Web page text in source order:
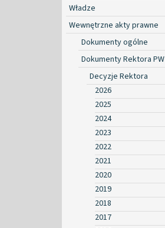
Władze
Wewnętrzne akty prawne
Dokumenty ogólne
Dokumenty Rektora PW
Decyzje Rektora
2026
2025
2024
2023
2022
2021
2020
2019
2018
2017